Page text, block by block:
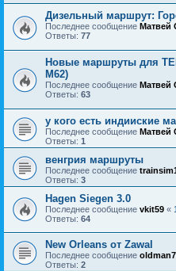
Дизельный маршрут:
Последнее сообщение Матвей
Ответы: 77
Новые маршруты для
М62)
Последнее сообщение Матвей
Ответы: 63
у кого есть индииские
Последнее сообщение Матвей
Ответы: 1
венгрия маршруты
Последнее сообщение
Ответы: 3
Hagen Siegen 3.0
Последнее сообщение vkit59 «
Ответы: 64
New Orleans от Zawal
Последнее сообщение
Ответы: 2